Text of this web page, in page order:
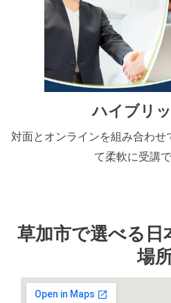
ハイブリ
対面とオンラインを組み合わ
て柔軟に受講で
草加市で選べる日
場